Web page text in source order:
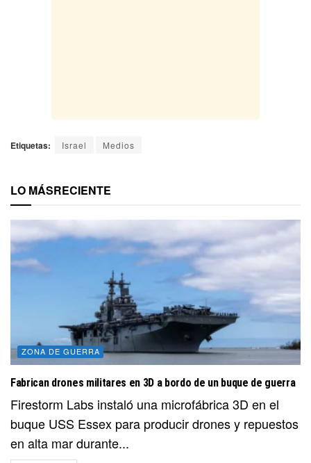
Etiquetas: Israel Medios
LO MÁSRECIENTE
ZONA DE GUERRA
Fabrican drones militares en 3D a bordo de un buque de guerra
Firestorm Labs instaló una microfábrica 3D en el
buque USS Essex para producir drones y repuestos
en alta mar durante...